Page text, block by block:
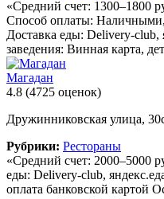
«Средний счет: 1300–1800
Способ оплаты: Наличными,
Доставка еды: Delivery-club,
заведения: Винная карта,
Магадан
4.8 (4725 оценок)
Дружинниковская улица,
Рубрики: Рестораны
«Средний счет: 2000–5000
еды: Delivery-club,
оплата банковской картой